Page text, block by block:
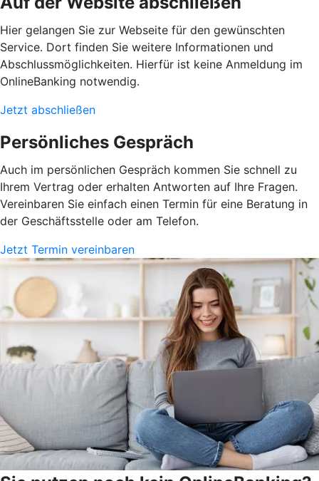
Hier gelangen Sie zur Webseite für den gewünschten
Service. Dort finden Sie weitere Informationen und
Abschlussmöglichkeiten. Hierfür ist keine Anmeldung im
OnlineBanking notwendig.
Jetzt abschließen
Persönliches Gespräch
Auch im persönlichen Gespräch kommen Sie schnell zu
Ihrem Vertrag oder erhalten Antworten auf Ihre Fragen.
Vereinbaren Sie einfach einen Termin für eine Beratung in
der Geschäftsstelle oder am Telefon.
Jetzt Termin vereinbaren